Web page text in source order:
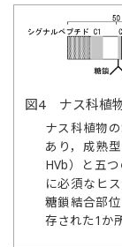
図4 ナス科植
ナス科植物
あり，成熟
HVb）と五
に必須なヒ
糖鎖結合部
存された1か